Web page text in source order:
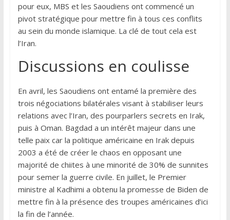
pour eux, MBS et les Saoudiens ont commencé un
pivot stratégique pour mettre fin à tous ces conflits
au sein du monde islamique. La clé de tout cela est
l’Iran.
Discussions en coulisse
En avril, les Saoudiens ont entamé la première des
trois négociations bilatérales visant à stabiliser leurs
relations avec l’Iran, des pourparlers secrets en Irak,
puis à Oman. Bagdad a un intérêt majeur dans une
telle paix car la politique américaine en Irak depuis
2003 a été de créer le chaos en opposant une
majorité de chiites à une minorité de 30% de sunnites
pour semer la guerre civile. En juillet, le Premier
ministre al Kadhimi a obtenu la promesse de Biden de
mettre fin à la présence des troupes américaines d’ici
la fin de l’année.